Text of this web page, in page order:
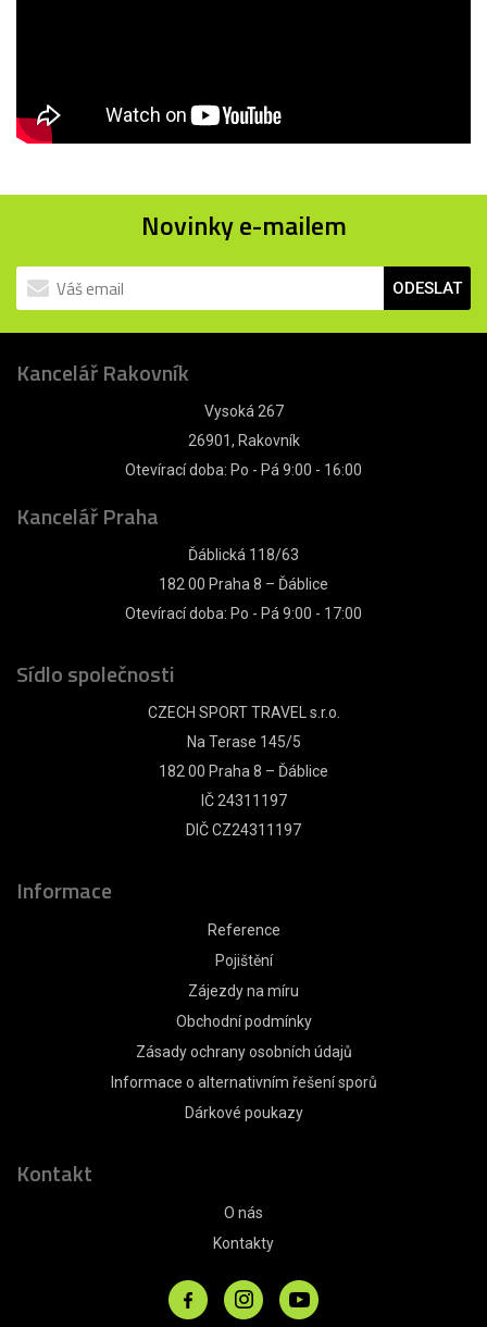
Novinky e-mailem
ODESLAT
Kancelář Rakovník
Vysoká 267
26901, Rakovník
Otevírací doba: Po - Pá 9:00 - 16:00
Kancelář Praha
Ďáblická 118/63
182 00 Praha 8 – Ďáblice
Otevírací doba: Po - Pá 9:00 - 17:00
Sídlo společnosti
CZECH SPORT TRAVEL s.r.o.
Na Terase 145/5
182 00 Praha 8 – Ďáblice
IČ 24311197
DIČ CZ24311197
Informace
Reference
Pojištění
Zájezdy na míru
Obchodní podmínky
Zásady ochrany osobních údajů
Informace o alternativním řešení sporů
Dárkové poukazy
Kontakt
O nás
Kontakty